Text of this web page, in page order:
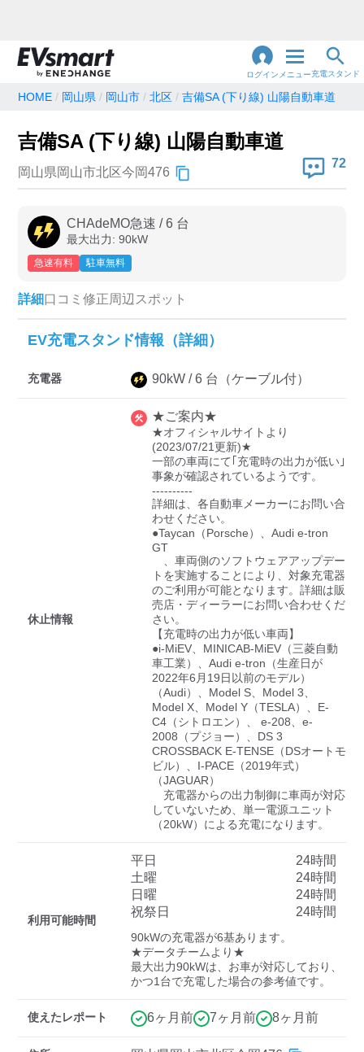
ログイン メニュー充電スタンド
地名・観光スポット・住所 で検索
充電器の種類
急速充電器のみ表示
高速道路上のみ表示
認証システム
三菱ディーラーを表示
日産ディーラーを表示
トヨタディーラーを表
中速-20kW-以上 急速-44kW-以上
車種
検索する
HOME 岡山県 岡山市 北区 吉備SA (下り線) 山陽自動車道
吉備SA (下り線) 山陽自動車道
岡山県岡山市北区今岡476
72
CHAdeMO急速 /6 台
最大出力: 90kW
急速有料 駐車無料
詳細口コミ 修正周辺スポット
EV充電スタンド情報（詳細）
充電器 90kW /6 台 （ケーブル付）
休止情報
★ご案内★
★オフィシャルサイトより
(2023/07/21更新)★
一部の車両にて｢充電時の出力が低い｣
事象が確認されているようです。
----------
詳細は、各自動車メーカーにお問い合
わせください。
●Taycan（Porsche）、Audi e-tron
GT
、車両側のソフトウェアアップデー
トを実施することにより、対象充電器
のご利用が可能となります。詳細は販
売店・ディーラーにお問い合わせくだ
さい。
【充電時の出力が低い車両】
●i-MiEV、MINICAB-MiEV（三菱自動
車工業）、Audi e-tron（生産日が
2022年6月19日以前のモデル）
（Audi）、Model S、Model 3、
Model X、Model Y（TESLA）、E-
C4（シトロエン）、 e-208、e-
2008（プジョー）、DS 3
CROSSBACK E-TENSE（DSオートモ
ビル）、I-PACE（2019年式）
（JAGUAR）
充電器からの出力制御に車両が対応
していないため、単一電源ユニット
（20kW）による充電になります。
利用可能時間
平日
24時間
土曜
24時間
日曜
24時間
祝祭日
24時間
90kWの充電器が6基あります。
★データチームより★
最大出力90kWは、お車が対応しており、
かつ1台で充電した場合の参考値です。
使えたレポート 6ヶ月前 7ヶ月前 8ヶ月前